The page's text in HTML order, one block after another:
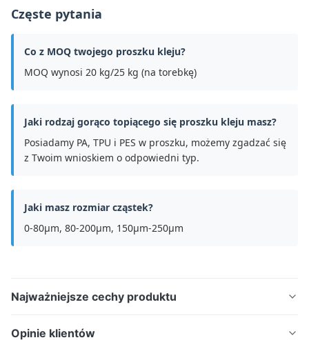
Częste pytania
Co z MOQ twojego proszku kleju?
MOQ wynosi 20 kg/25 kg (na torebkę)
Jaki rodzaj gorąco topiącego się proszku kleju masz?
Posiadamy PA, TPU i PES w proszku, możemy zgadzać się
z Twoim wnioskiem o odpowiedni typ.
Jaki masz rozmiar cząstek?
0-80μm, 80-200μm, 150μm-250μm
Najważniejsze cechy produktu
Opinie klientów